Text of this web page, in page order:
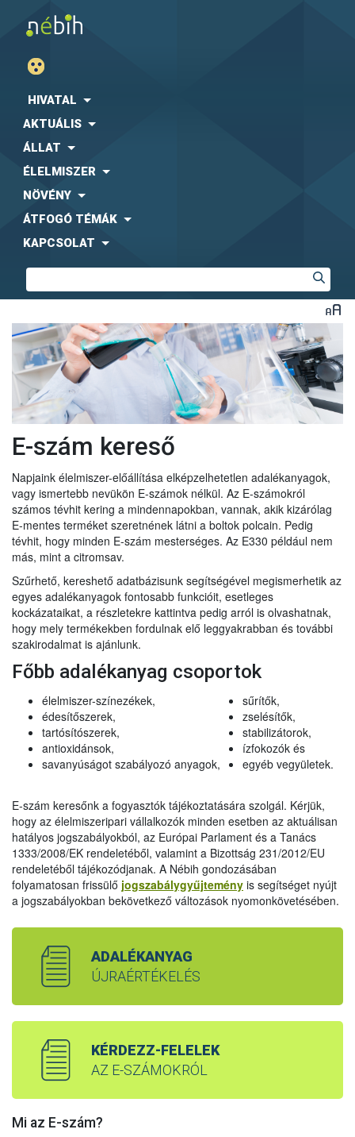
HIVATAL
AKTUÁLIS
ÁLLAT
ÉLELMISZER
NÖVÉNY
ÁTFOGÓ TÉMÁK
KAPCSOLAT
E-szám kereső
Napjaink élelmiszer-előállítása elképzelhetetlen adalékanyagok,
vagy ismertebb nevükön E-számok nélkül. Az E-számokról
számos tévhit kering a mindennapokban, vannak, akik kizárólag
E-mentes terméket szeretnének látni a boltok polcain. Pedig
tévhit, hogy minden E-szám mesterséges. Az E330 például nem
más, mint a citromsav.
Szűrhető, kereshető adatbázisunk segítségével megismerhetik az
egyes adalékanyagok fontosabb funkcióit, esetleges
kockázataikat, a részletekre kattintva pedig arról is olvashatnak,
hogy mely termékekben fordulnak elő leggyakrabban és további
szakirodalmat is ajánlunk.
Főbb adalékanyag csoportok
élelmiszer-színezékek,
édesítőszerek,
tartósítószerek,
antioxidánsok,
savanyúságot szabályozó anyagok,
sűrítők,
zselésítők,
stabilizátorok,
ízfokozók és
egyéb vegyületek.
E-szám keresőnk a fogyasztók tájékoztatására szolgál. Kérjük,
hogy az élelmiszeripari vállalkozók minden esetben az aktuálisan
hatályos jogszabályokból, az Európai Parlament és a Tanács
1333/2008/EK rendeletéből, valamint a Bizottság 231/2012/EU
rendeletéből tájékozódjanak. A Nébih gondozásában
folyamatosan frissülő jogszabálygyűjtemény is segítséget nyújt
a jogszabályokban bekövetkező változások nyomonkövetésében.
ADALÉKANYAG
ÚJRAÉRTÉKELÉS
KÉRDEZZ-FELELEK
AZ E-SZÁMOKRÓL
Mi az E-szám?